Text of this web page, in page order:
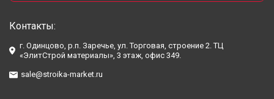
Контакты:
г. Одинцово, р.п. Заречье, ул. Торговая, строение 2. ТЦ
«ЭлитСтрой материалы», 3 этаж, офис 349.
sale@stroika-market.ru